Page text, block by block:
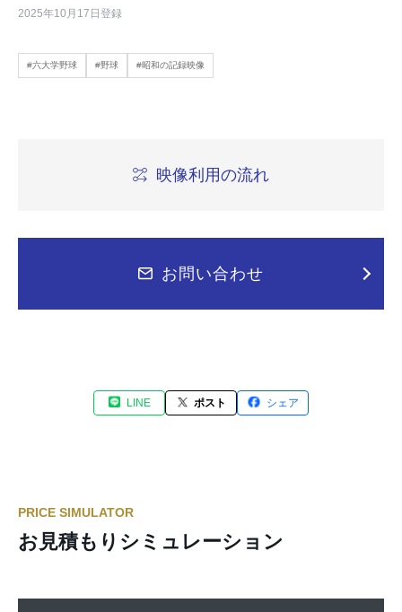
2025年10月17日登録
#六大学野球 #野球 #昭和の記録映像
映像利用の流れ
お問い合わせ
LINE ポスト シェア
PRICE SIMULATOR
お見積もりシミュレーション